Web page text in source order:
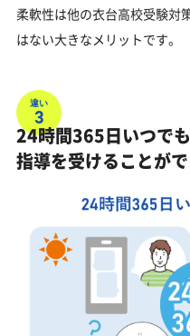
柔軟性は他の衣台高校受験対
はない大きなメリットです。
違い
3
24時間365日いつで
指導を受けることが